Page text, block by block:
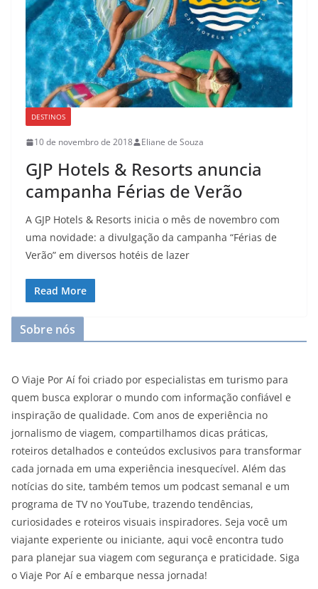
DESTINOS
10 de novembro de 2018 Eliane de Souza
GJP Hotels & Resorts anuncia
campanha Férias de Verão
A GJP Hotels & Resorts inicia o mês de novembro com
uma novidade: a divulgação da campanha “Férias de
Verão” em diversos hotéis de lazer
Read More
Sobre nós
O Viaje Por Aí foi criado por especialistas em turismo para
quem busca explorar o mundo com informação confiável e
inspiração de qualidade. Com anos de experiência no
jornalismo de viagem, compartilhamos dicas práticas,
roteiros detalhados e conteúdos exclusivos para transformar
cada jornada em uma experiência inesquecível. Além das
notícias do site, também temos um podcast semanal e um
programa de TV no YouTube, trazendo tendências,
curiosidades e roteiros visuais inspiradores. Seja você um
viajante experiente ou iniciante, aqui você encontra tudo
para planejar sua viagem com segurança e praticidade. Siga
o Viaje Por Aí e embarque nessa jornada!